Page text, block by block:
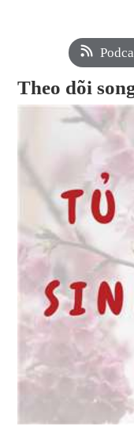
Theo dõi